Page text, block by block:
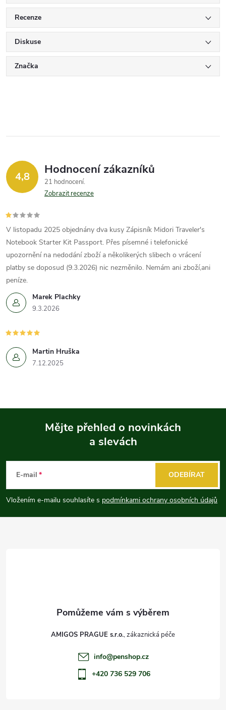
Recenze
Diskuse
Značka
4,8 Hodnocení zákazníků
21 hodnocení
Zobrazit recenze
Marek Plachky
9.3.2026
V listopadu 2025 objednány dva kusy Zápisník Midori Traveler's
Notebook Starter Kit Passport. Přes písemné i telefonické
upozornění na nedodání zboží a několikerých slibech o vrácení
platby se doposud (9.3.2026) nic nezměnilo. Nemám ani zboží,ani
peníze.
Martin Hruška
7.12.2025
p
a
Mějte přehled o novinkách
a slevách
E-mail
Vložením e-mailu souhlasíte s podmínkami ochrany osobních údajů
ODEBÍRAT
AMIGOS PRAGUE s.r.o.
info@penshop.cz
+420 736 529 706